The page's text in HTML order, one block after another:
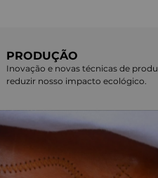
PRODUÇÃO
Inovação e novas técnicas de
reduzir nosso impacto ecológico.